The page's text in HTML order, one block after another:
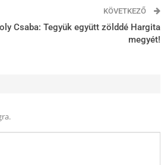
KÖVETKEZŐ
Csaba: Tegyük együtt zölddé Hargita
megyét!